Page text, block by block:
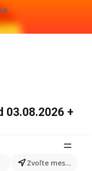
produkty... Zvoľte mesto
03.08.2026 +